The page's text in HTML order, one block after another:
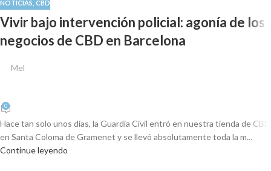
NOTICIAS CBD
Vivir bajo intervención policial: agonía de los
negocios de CBD en Barcelona
Mel
0
Hace tan solo unos días, la Guardia Civil entró en nuestra tienda de CBD
en Santa Coloma de Gramenet y se llevó absolutamente toda la m...
Continue leyendo